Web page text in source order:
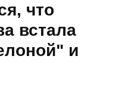
что
встала
и